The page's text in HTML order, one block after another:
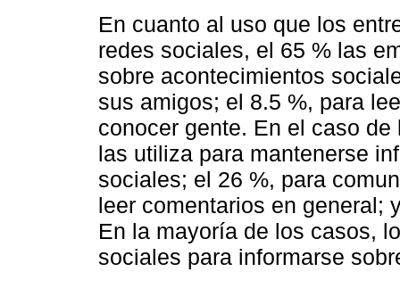
En cuanto al uso que los
redes sociales, el 65 % las
sobre acontecimientos
sus amigos; el 8.5 %, para
conocer gente. En el caso
las utiliza para mantenerse
sociales; el 26 %, para
leer comentarios en general;
En la mayoría de los casos,
sociales para informarse